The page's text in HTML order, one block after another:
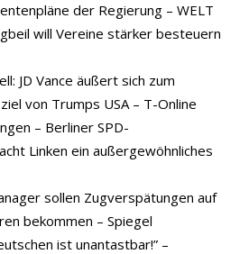
der Regierung – WELT
will Vereine stärker besteuern
JD Vance äußert sich zum
von Trumps USA – T-Online
– Berliner SPD-
Linken ein außergewöhnliches
sollen Zugverspätungen auf
bekommen – Spiegel
ist unantastbar!” –